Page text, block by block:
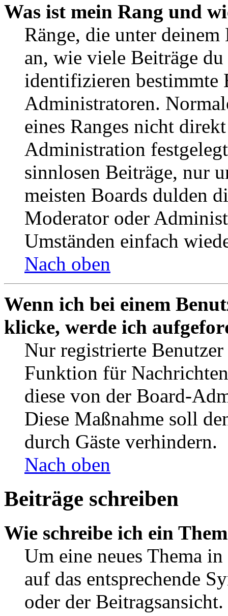
Was ist mein Rang und
Ränge, die unter deinem
an, wie viele Beiträge
identifizieren bestimmte
Administratoren.
eines Ranges nicht
Administration
sinnlosen Beiträge, nur
meisten Boards dulden
Moderator oder
Umständen einfach
Nach oben
Wenn ich bei einem
klicke, werde ich
Nur registrierte
Funktion für
diese von der Board-
Diese Maßnahme soll
durch Gäste verhindern.
Nach oben
Beiträge schreiben
Wie schreibe ich ein
Um eine neues Thema
auf das entsprechende
oder der